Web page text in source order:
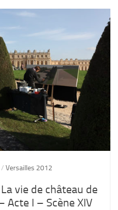
/ Versailles 2012
vie de château de
Acte I – Scène XIV